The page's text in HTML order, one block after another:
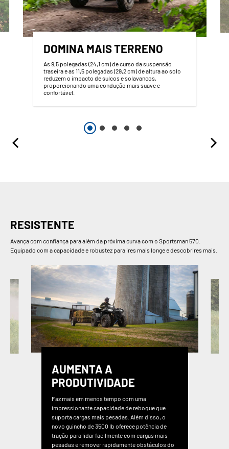
DOMINA MAIS TERRENO
As 9,5 polegadas (24,1 cm) de curso da suspensão
traseira e as 11,5 polegadas (29,2 cm) de altura ao solo
reduzem o impacto de sulcos e solavancos,
proporcionando uma condução mais suave e
confortável.
RESISTENTE
Avança com confiança para além da próxima curva com o Sportsman 570.
Equipado com a capacidade e robustez para ires mais longe e descobrires mais.
AUMENTA A
PRODUTIVIDADE
Faz mais em menos tempo com uma
impressionante capacidade de reboque que
suporta cargas mais pesadas. Além disso, o
novo guincho de 3500 lb oferece potência de
tração para lidar facilmente com cargas mais
pesadas e remover rapidamente obstáculos do